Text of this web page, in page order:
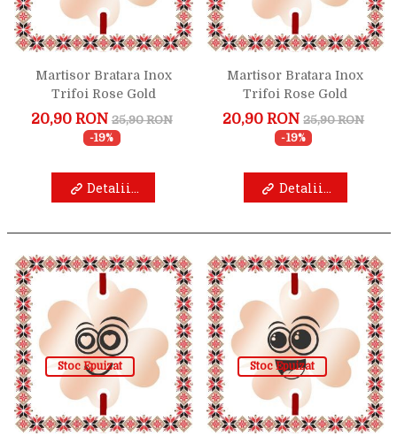
Martisor Bratara Inox
Trifoi Rose Gold
Trifoiasul Zambaret
20,90 RON 25,90 RON
-19%
Detalii...
Martisor Bratara Inox
Trifoi Rose Gold
Trifoiasul Uimit
20,90 RON 25,90 RON
-19%
Detalii...
Stoc Epuizat Stoc Epuizat